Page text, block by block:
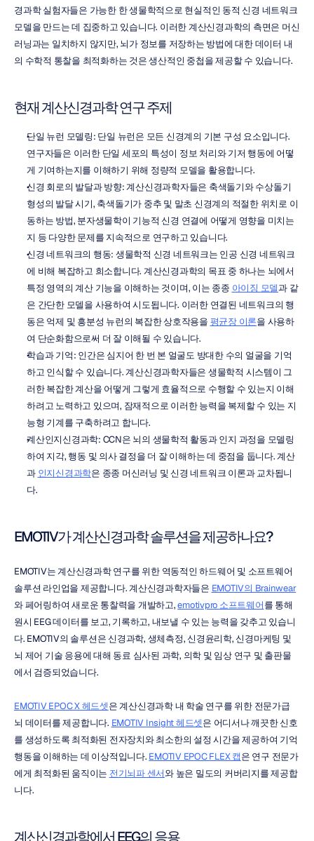
경과학 실험자들은 가능한 한 생물학적으로 현실적인 동적 신경 네트워크
모델을 만드는 데 집중하고 있습니다. 이러한 계산신경과학의 측면은 머신
러닝과는 일치하지 않지만, 뇌가 정보를 저장하는 방법에 대한 데이터 내
의 수학적 통찰을 최적화하는 것은 생산적인 중첩을 제공할 수 있습니다.
현재 계산신경과학 연구 주제
단일 뉴런 모델링: 단일 뉴런은 모든 신경계의 기본 구성 요소입니다.
연구자들은 이러한 단일 세포의 특성이 정보 처리와 기저 행동에 어떻
게 기여하는지를 이해하기 위해 정량적 모델을 활용합니다.
신경 회로의 발달과 방향: 계산신경과학자들은 축색돌기와 수상돌기
형성의 발달 시기, 축색돌기가 중추 및 말초 신경계의 적절한 위치로 이
동하는 방법, 분자생물학이 기능적 신경 연결에 어떻게 영향을 미치는
지 등 다양한 문제를 지속적으로 연구하고 있습니다.
신경 네트워크의 행동: 생물학적 신경 네트워크는 인공 신경 네트워크
에 비해 복잡하고 희소합니다. 계산신경과학의 목표 중 하나는 뇌에서
특정 영역의 계산 기능을 이해하는 것이며, 이는 종종 아이징 모델과 같
은 간단한 모델을 사용하여 시도됩니다. 이러한 연결된 네트워크의 행
동은 억제 및 흥분성 뉴런의 복잡한 상호작용을 평균장 이론을 사용하
여 단순화함으로써 더 잘 이해될 수 있습니다.
학습과 기억: 인간은 심지어 한 번 본 얼굴도 방대한 수의 얼굴을 기억
하고 인식할 수 있습니다. 계산신경과학자들은 생물학적 시스템이 그
러한 복잡한 계산을 어떻게 그렇게 효율적으로 수행할 수 있는지 이해
하려고 노력하고 있으며, 잠재적으로 이러한 능력을 복제할 수 있는 지
능형 기계를 구축하려고 합니다.
계산인지신경과학: CCN은 뇌의 생물학적 활동과 인지 과정을 모델링
하여 지각, 행동 및 의사 결정을 더 잘 이해하는 데 중점을 둡니다. 계산
과 인지신경과학은 종종 머신러닝 및 신경 네트워크 이론과 교차됩니
다.
EMOTIV가 계산신경과학 솔루션을 제공하나요?
EMOTIV는 계산신경과학 연구를 위한 역동적인 하드웨어 및 소프트웨어
솔루션 라인업을 제공합니다. 계산신경과학자들은 EMOTIV의 Brainwear
와 페어링하여 새로운 통찰력을 개발하고, emotivpro 소프트웨어를 통해
원시 EEG 데이터를 보고, 기록하고, 내보낼 수 있는 능력을 갖추고 있습니
다. EMOTIV의 솔루션은 신경과학, 생체측정, 신경윤리학, 신경마케팅 및
뇌 제어 기술 응용에 대해 동료 심사된 과학, 의학 및 임상 연구 및 출판물
에서 검증되었습니다.
EMOTIV EPOC X 헤드셋은 계산신경과학 내 학술 연구를 위한 전문가급
뇌 데이터를 제공합니다. EMOTIV Insight 헤드셋은 어디서나 깨끗한 신호
를 생성하도록 최적화된 전자장치와 최소한의 설정 시간을 제공하여 기억
행동을 이해하는 데 이상적입니다. EMOTIV EPOC FLEX 캡은 연구 전문가
에게 최적화된 움직이는 전기뇌파 센서와 높은 밀도의 커버리지를 제공합
니다.
계산신경과학에서 EEG의 응용